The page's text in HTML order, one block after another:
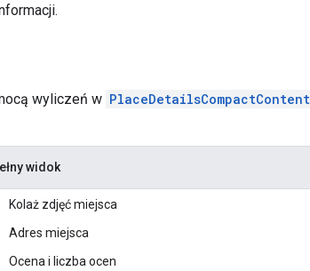
wyliczeń w PlaceDetailsCompactContent
widok
Kolaż zdjęć miejsca
Adres miejsca
Ocena i liczba ocen